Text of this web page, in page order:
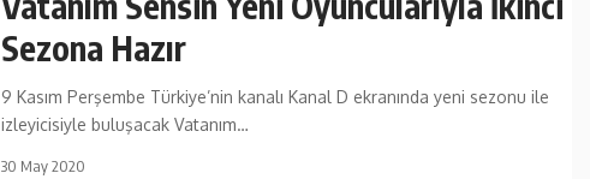
Sezona Hazır
9 Kasım Perşembe Türkiye’nin kanalı Kanal D ekranında yeni sezonu ile
izleyicisiyle buluşacak Vatanım…
30 May 2020